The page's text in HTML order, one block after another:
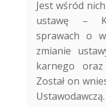
Jest wśród
ustawę –
sprawach o
zmianie
karnego
Został on
Ustawodawczą.